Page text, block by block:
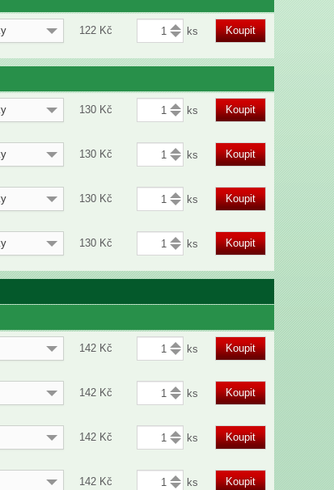
122 Kč Koupit
130 Kč Koupit
130 Kč Koupit
130 Kč Koupit
130 Kč Koupit
142 Kč Koupit
142 Kč Koupit
142 Kč Koupit
142 Kč Koupit